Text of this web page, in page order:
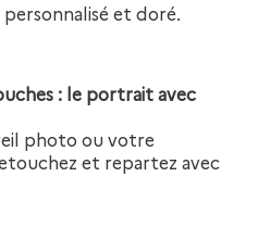
et doré.
: le portrait avec
photo ou votre
et repartez avec